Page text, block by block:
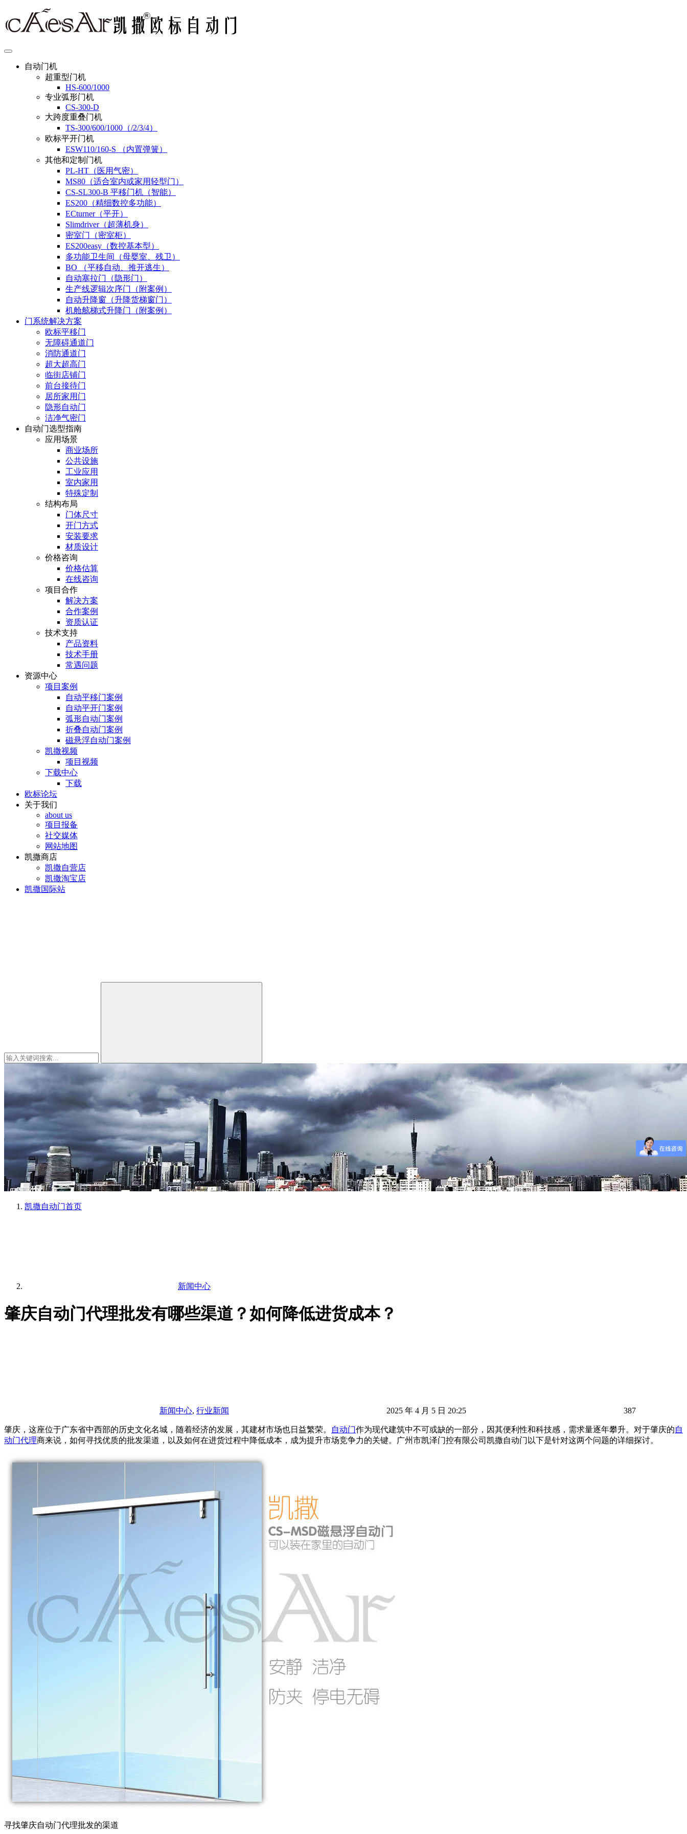
自动门机
超重型门机
HS-600/1000
专业弧形门机
CS-300-D
大跨度重叠门机
TS-300/600/1000（/2/3/4）
欧标平开门机
ESW110/160-S （内置弹簧）
其他和定制门机
PL-HT（医用气密）
MS80（适合室内或家用轻型门）
CS-SL300-B 平移门机（智能）
ES200（精细数控多功能）
ECturner（平开）
Slimdriver（超薄机身）
密室门（密室柜）
ES200easy（数控基本型）
多功能卫生间（母婴室、残卫）
BO （平移自动、推开逃生）
自动塞拉门（隐形门）
生产线逻辑次序门（附案例）
自动升降窗（升降货梯窗门）
机舱舷梯式升降门（附案例）
门系统解决方案
欧标平移门
无障碍通道门
消防通道门
超大超高门
临街店铺门
前台接待门
居所家用门
隐形自动门
洁净气密门
自动门选型指南
应用场景
商业场所
公共设施
工业应用
室内家用
特殊定制
结构布局
门体尺寸
开门方式
安装要求
材质设计
价格咨询
价格估算
在线咨询
项目合作
解决方案
合作案例
资质认证
技术支持
产品资料
技术手册
常遇问题
资源中心
项目案例
自动平移门案例
自动平开门案例
弧形自动门案例
折叠自动门案例
磁悬浮自动门案例
凯撒视频
项目视频
下载中心
下载
欧标论坛
关于我们
about us
项目报备
社交媒体
网站地图
凯撒商店
凯撒自营店
凯撒淘宝店
凯撒国际站
凯撒自动门首页
新闻中心
肇庆自动门代理批发有哪些渠道？如何降低进货成本？
新闻中心, 行业新闻 2025 年 4 月 5 日 20:25 387
肇庆，这座位于广东省中西部的历史文化名城，随着经济的发展，其建材市场也日益繁荣。 自动门作为现代建筑中不可或缺的一部分，因其便利性和科技感，需求量逐年攀升。对于肇庆的自
动门代理商来说，如何寻找优质的批发渠道，以及如何在进货过程中降低成本，成为提升市场竞争力的关键。广州市凯泽门控有限公司凯撒自动门 以下是针对这两个问题的详细探讨。
寻找肇庆自动门代理批发的渠道